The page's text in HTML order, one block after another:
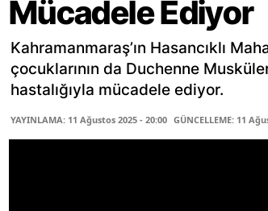
Mücadele Ediyor
Kahramanmaraş’ın Hasancıklı
çocuklarının da Duchenne
hastalığıyla mücadele ediyor.
YAYINLAMA: 11 Ağustos 2025 - 20:00 GÜNCELLEME: 11